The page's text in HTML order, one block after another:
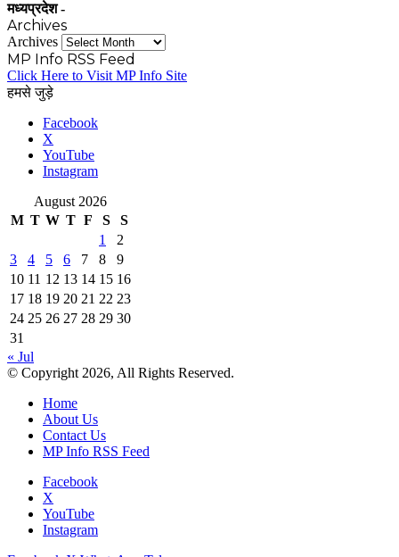
मध्यप्रदेश -
Archives
Archives
MP Info RSS Feed
Click Here to Visit MP Info Site
हमसे जुड़े
Facebook
X
YouTube
Instagram
August 2026
M T W T F S
S
1
2
3
4 5 6 7 8
9
10 11 12 13 14 15 16
17 18 19 20 21 22 23
24 25 26 27 28 29 30
31
« Jul
© Copyright 2026, All Rights Reserved.
Home
About Us
Contact Us
MP Info RSS Feed
Facebook
X
YouTube
Instagram